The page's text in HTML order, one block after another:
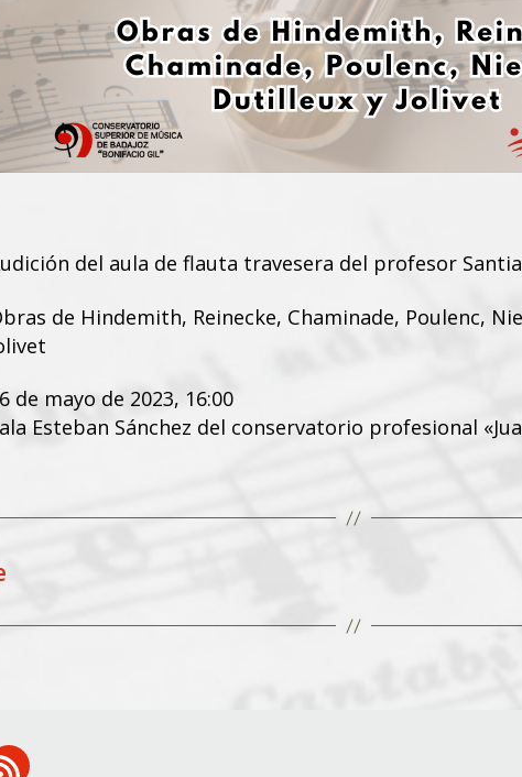
del aula de flauta travesera del profesor
de Hindemith, Reinecke, Chaminade, Poulenc,
de mayo de 2023, 16:00
Esteban Sánchez del conservatorio profesional